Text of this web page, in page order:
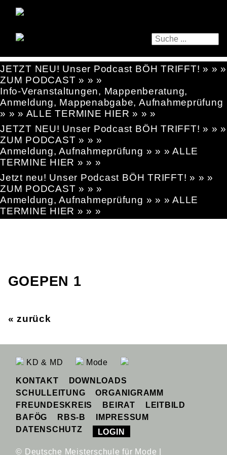
JETZT NEU! Unser Podcast BÖH TRIFFT! » » »
ZUM PODCAST » » »
Info-Veranstaltungen, Mappenberatung,
Anmeldung, Mappenabgabe, Aufnahmeprüfung
» » » ALLE TERMINE HIER » » »
JETZT NEU! Unser Podcast BÖH TRIFFT! » » »
ZUM PODCAST » » »
Anmeldung, Aufnahmeprüfung » » » ALLE
TERMINE HIER » » »
Jetzt neu! Unser Podcast BÖH TRIFFT! » » »
ZUM PODCAST » » »
Anmeldung, Aufnahmeprüfung » » » ALLE
TERMINE HIER » » »
GOEPEN 1
« zurück
KD & MD Mode
KONTAKT
DOWNLOADS
SCHULLEITUNG
ORGANIGRAMM
FREUNDESKREIS
BEIRAT
LEITBILD
BAFÖG
RBS-B
IMPRESSUM
DATENSCHUTZ
LOGIN
© Deutsche Meisterschule für Mode |